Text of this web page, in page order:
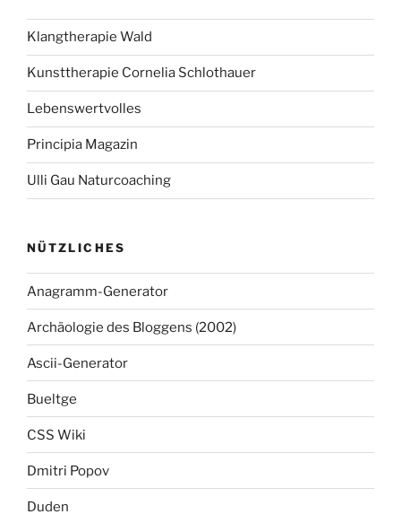
Klangtherapie Wald
Kunsttherapie Cornelia Schlothauer
Lebenswertvolles
Principia Magazin
Ulli Gau Naturcoaching
NÜTZLICHES
Anagramm-Generator
Archäologie des Bloggens (2002)
Ascii-Generator
Bueltge
CSS Wiki
Dmitri Popov
Duden